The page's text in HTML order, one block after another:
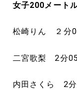
女子200メート
松崎りん ２分
二宮歌梨 2分05
内田さくら 2分